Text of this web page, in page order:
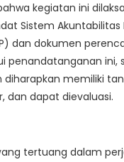
kegiatan ini
Sistem Akuntabilitas
dan dokumen
penandatanganan ini,
diharapkan memiliki
dan dapat dievaluasi.
tertuang dalam